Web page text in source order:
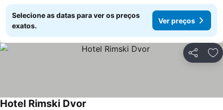
Selecione as datas para ver os preços
exatos.
Ver preços
Partilhar
Hotel Rimski Dvor